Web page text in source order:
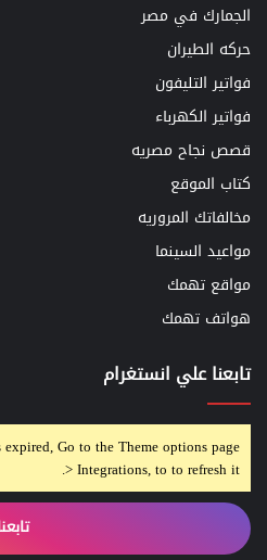
الجمارك في مصر
حركه الطيران
فواتير التليفون
فواتير الكهرباء
قصص نجاح مصريه
كتاب الموقع
مخالفاتك المروريه
مواعيد السينما
مواقع تهمك
هواتف تهمك
تابعنا علي انستغرام
Go to the Theme options page
> Integrations, to to refresh it.